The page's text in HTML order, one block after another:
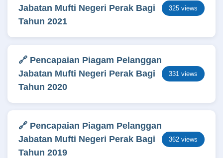
Jabatan Mufti Negeri Perak Bagi
Tahun 2021
325 views
🔗 Pencapaian Piagam Pelanggan
Jabatan Mufti Negeri Perak Bagi
Tahun 2020
331 views
🔗 Pencapaian Piagam Pelanggan
Jabatan Mufti Negeri Perak Bagi
Tahun 2019
362 views